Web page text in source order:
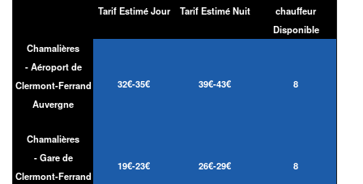
Tarif Estimé Jour Tarif Estimé Nuit
chauffeur
Disponible
Chamalières
- Aéroport de
Clermont-Ferrand
Auvergne
32€-35€ 39€-43€ 8
Chamalières
- Gare de
Clermont-Ferrand
19€-23€ 26€-29€ 8